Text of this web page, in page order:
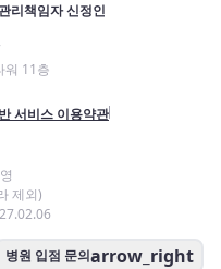
리책임자 신정인
워 11층
서비스 이용약관
제외)
병원 입점 문의arrow_right